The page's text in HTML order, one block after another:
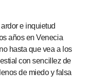
e inquietud
años en Venecia
hasta que vea a los
con sencillez de
de miedo y falsa